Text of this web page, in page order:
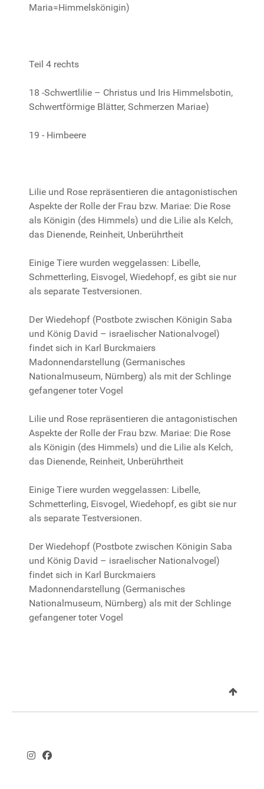
Maria=Himmelskönigin)
Teil 4 rechts
18 -Schwertlilie – Christus und Iris Himmelsbotin,
Schwertförmige Blätter, Schmerzen Mariae)
19 - Himbeere
Lilie und Rose repräsentieren die antagonistischen
Aspekte der Rolle der Frau bzw. Mariae: Die Rose
als Königin (des Himmels) und die Lilie als Kelch,
das Dienende, Reinheit, Unberührtheit
Einige Tiere wurden weggelassen: Libelle,
Schmetterling, Eisvogel, Wiedehopf, es gibt sie nur
als separate Testversionen.
Der Wiedehopf (Postbote zwischen Königin Saba
und König David – israelischer Nationalvogel)
findet sich in Karl Burckmaiers
Madonnendarstellung (Germanisches
Nationalmuseum, Nürnberg) als mit der Schlinge
gefangener toter Vogel
Lilie und Rose repräsentieren die antagonistischen
Aspekte der Rolle der Frau bzw. Mariae: Die Rose
als Königin (des Himmels) und die Lilie als Kelch,
das Dienende, Reinheit, Unberührtheit
Einige Tiere wurden weggelassen: Libelle,
Schmetterling, Eisvogel, Wiedehopf, es gibt sie nur
als separate Testversionen.
Der Wiedehopf (Postbote zwischen Königin Saba
und König David – israelischer Nationalvogel)
findet sich in Karl Burckmaiers
Madonnendarstellung (Germanisches
Nationalmuseum, Nürnberg) als mit der Schlinge
gefangener toter Vogel